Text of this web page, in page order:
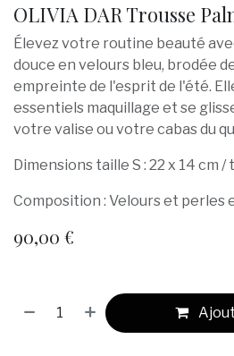
OLIVIA DAR Trousse
Élevez votre routine beauté
douce en velours bleu, brodée
empreinte de l'esprit de l'été.
essentiels maquillage et se
votre valise ou votre cabas du
Dimensions taille S : 22 x 14 cm /
Composition : Velours et perles
90,00 €